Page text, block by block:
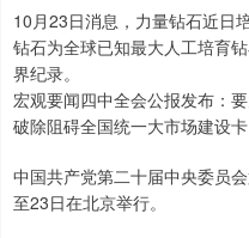
10月23日消息，力量钻石近日
钻石为全球已知最大人工培育
界纪录。
宏观要闻四中全会公报发布：
破除阻碍全国统一大市场建设
中国共产党第二十届中央委员
至23日在北京举行。